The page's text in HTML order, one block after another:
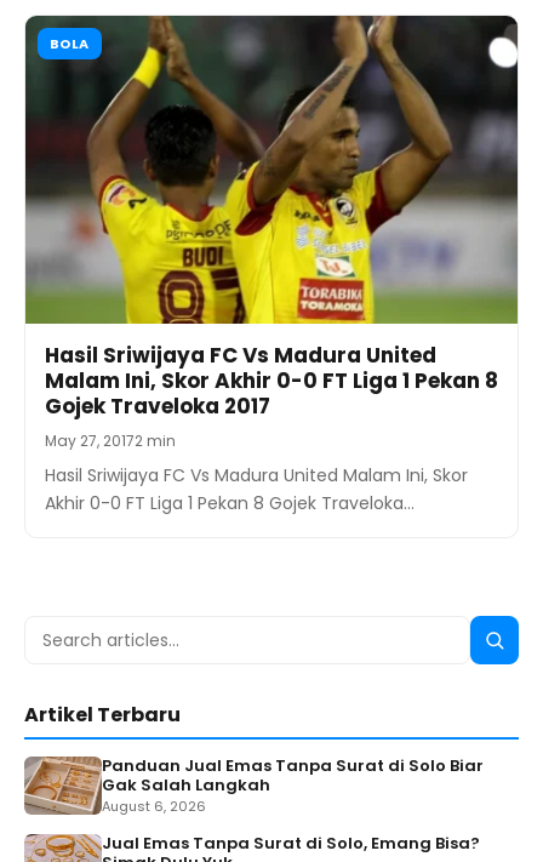
BOLA
Hasil Sriwijaya FC Vs Madura United
Malam Ini, Skor Akhir 0-0 FT Liga 1 Pekan 8
Gojek Traveloka 2017
May 27, 20172 min
Hasil Sriwijaya FC Vs Madura United Malam Ini, Skor
Akhir 0-0 FT Liga 1 Pekan 8 Gojek Traveloka…
Search
Search
Artikel Terbaru
Panduan Jual Emas Tanpa Surat di Solo Biar
Gak Salah Langkah
August 6, 2026
Jual Emas Tanpa Surat di Solo, Emang Bisa?